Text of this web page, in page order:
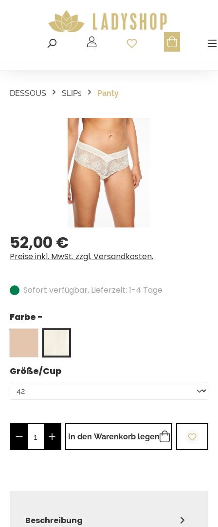
Du hast 0
DESSOUS SLIPs Panty
Bildergalerie überspringen
Regulärer Preis:
52,00 €
Preise inkl. MwSt. zzgl. Versandkosten.
Sofort verfügbar, Lieferzeit: 1-4 Tage
Farbe -
Größe/Cupauswählen
Produkt Anzahl: Gib den gewünschten
In den Warenkorb legen
Beschreibung